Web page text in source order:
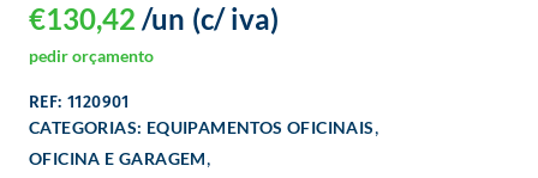
€130,42 (c/ iva)
/un
pedir orçamento
REF: 1120901
CATEGORIAS: EQUIPAMENTOS OFICINAIS,
OFICINA E GARAGEM,